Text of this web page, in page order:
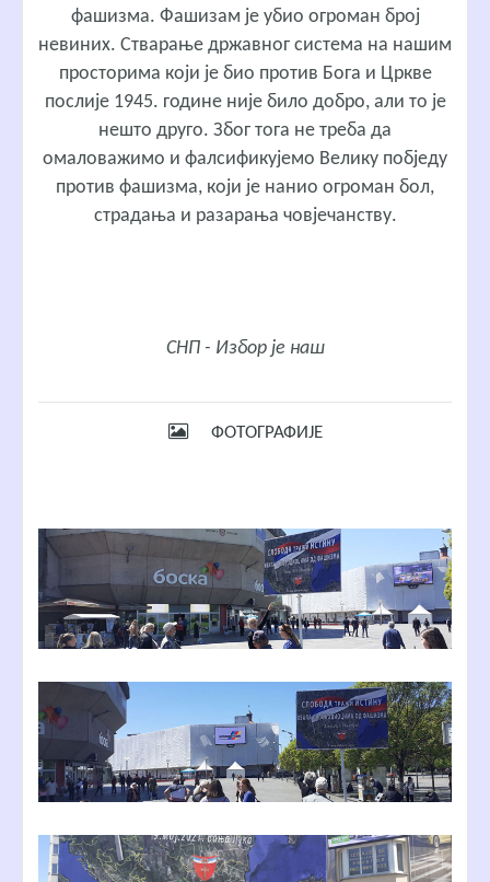
фашизма. Фашизам је убио огроман број
невиних. Стварање државног система на нашим
просторима који је био против Бога и Цркве
послије 1945. године није било добро, али то је
нешто друго. Због тога не треба да
омаловажимо и фалсификујемо Велику побједу
против фашизма, који је нанио огроман бол,
страдања и разарања човјечанству.
СНП - Избор је наш
ФОТОГРАФИЈЕ